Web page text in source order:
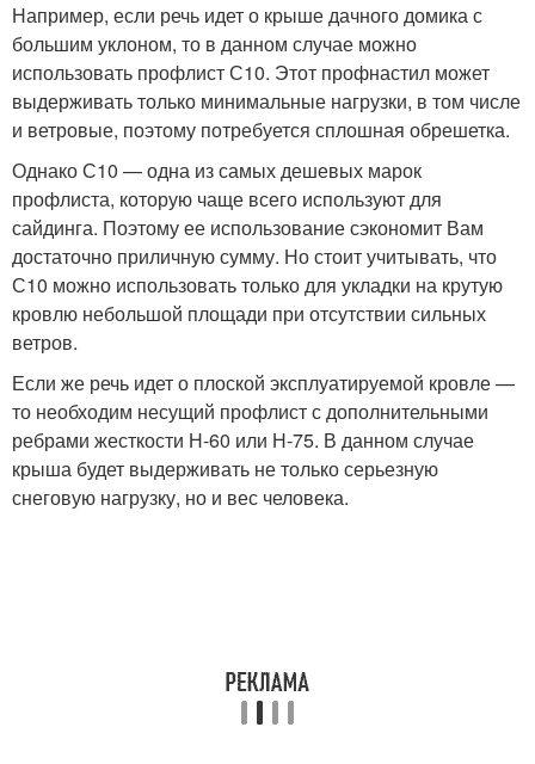
Например, если речь идет о крыше дачного домика с
большим уклоном, то в данном случае можно
использовать профлист С10. Этот профнастил может
выдерживать только минимальные нагрузки, в том числе
и ветровые, поэтому потребуется сплошная обрешетка.
Однако С10 — одна из самых дешевых марок
профлиста, которую чаще всего используют для
сайдинга. Поэтому ее использование сэкономит Вам
достаточно приличную сумму. Но стоит учитывать, что
С10 можно использовать только для укладки на крутую
кровлю небольшой площади при отсутствии сильных
ветров.
Если же речь идет о плоской эксплуатируемой кровле —
то необходим несущий профлист с дополнительными
ребрами жесткости Н-60 или Н-75. В данном случае
крыша будет выдерживать не только серьезную
снеговую нагрузку, но и вес человека.